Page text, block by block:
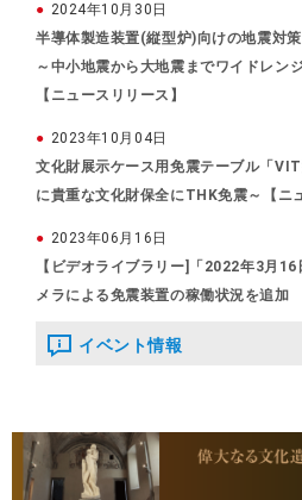
2024年10月30日
半導体製造装置(縦型炉)向けの地震対
～中小地震から大地震までワイドレン
【ニュースリリース】
2023年10月04日
文化財展示ケース用免震テーブル「
に貴重な文化財保全にTHK免震～【ニ
2023年06月16日
【ビデオライブラリー]「2022年3月
メラによる免震装置の稼働状況を追加
イベント情報